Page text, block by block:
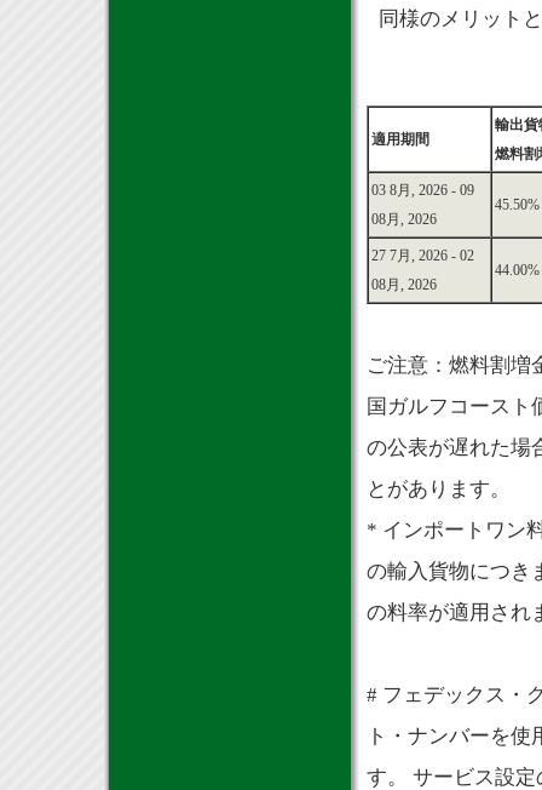
同様のメリット
適用期間
輸出貨
燃料割
03 8月, 2026 - 09
08月, 2026
45.50%
27 7月, 2026 - 02
08月, 2026
44.00%
ご注意：燃料割増
国ガルフコースト
の公表が遅れた場
とがあります。
* インポートワン
の輸入貨物につき
の料率が適用され
# フェデックス・
ト・ナンバーを
す。 サービス設